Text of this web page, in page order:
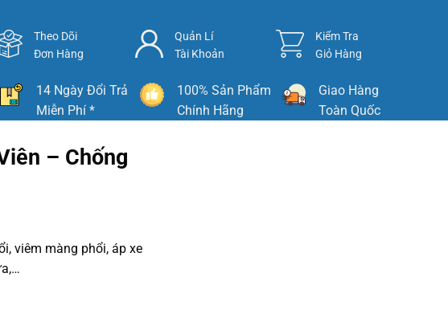
Theo Dõi
Đơn Hàng
Quản Lí
Tài Khoản
Kiểm Tra
Giỏ Hàng
14 Ngày Đổi Trả
Miễn Phí *
100% Sản Phẩm
Chính Hãng
Giao Hàng
Toàn Quốc
– Chống
viêm màng phổi, áp xe